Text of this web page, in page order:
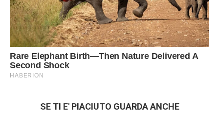
SE TI E' PIACIUTO GUARDA ANCHE